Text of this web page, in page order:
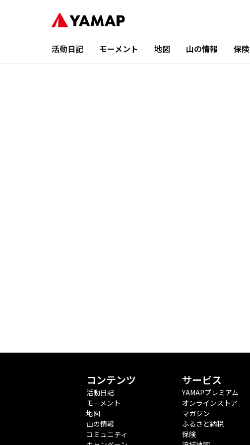
活動日記 モーメント 地図 山の情報 保険
コンテンツ
活動日記
モーメント
地図
山の情報
コミュニティ
サービス
YAMAPプレミアム
オンラインストア
マガジン
ふるさと納税
保険